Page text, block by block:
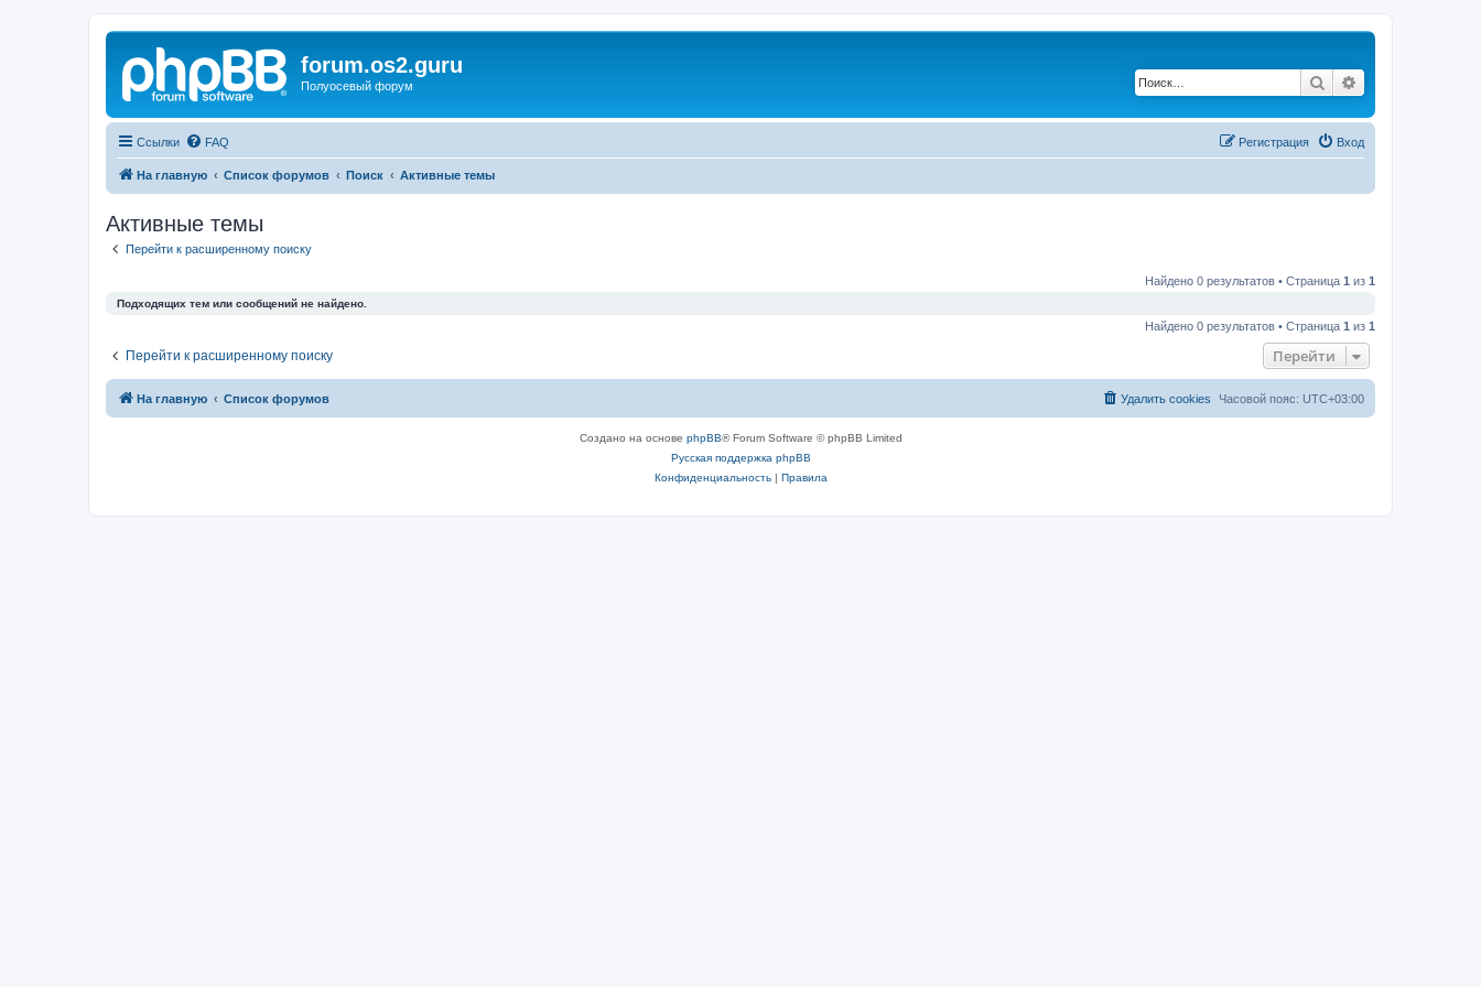
forum.os2.guru
Полуосевый форум Поиск
Ссылки FAQ Вход
Регистрация
На главную Список форумов Поиск Активные темы
Активные темы
Перейти к расширенному поиску
Найдено 0 результатов • Страница 1 из 1
Подходящих тем или сообщений не найдено.
Найдено 0 результатов • Страница 1 из 1
Перейти к расширенному поиску Перейти
На главную Список форумов Часовой пояс: UTC+03:00
Удалить cookies
Создано на основе phpBB® Forum Software © phpBB Limited
Русская поддержка phpBB
Конфиденциальность| Правила